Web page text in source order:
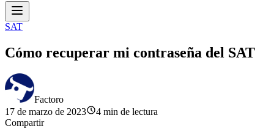
SAT
Cómo recuperar mi contraseña del SAT
Factoro
17 de marzo de 2023
4 min de lectura
Compartir